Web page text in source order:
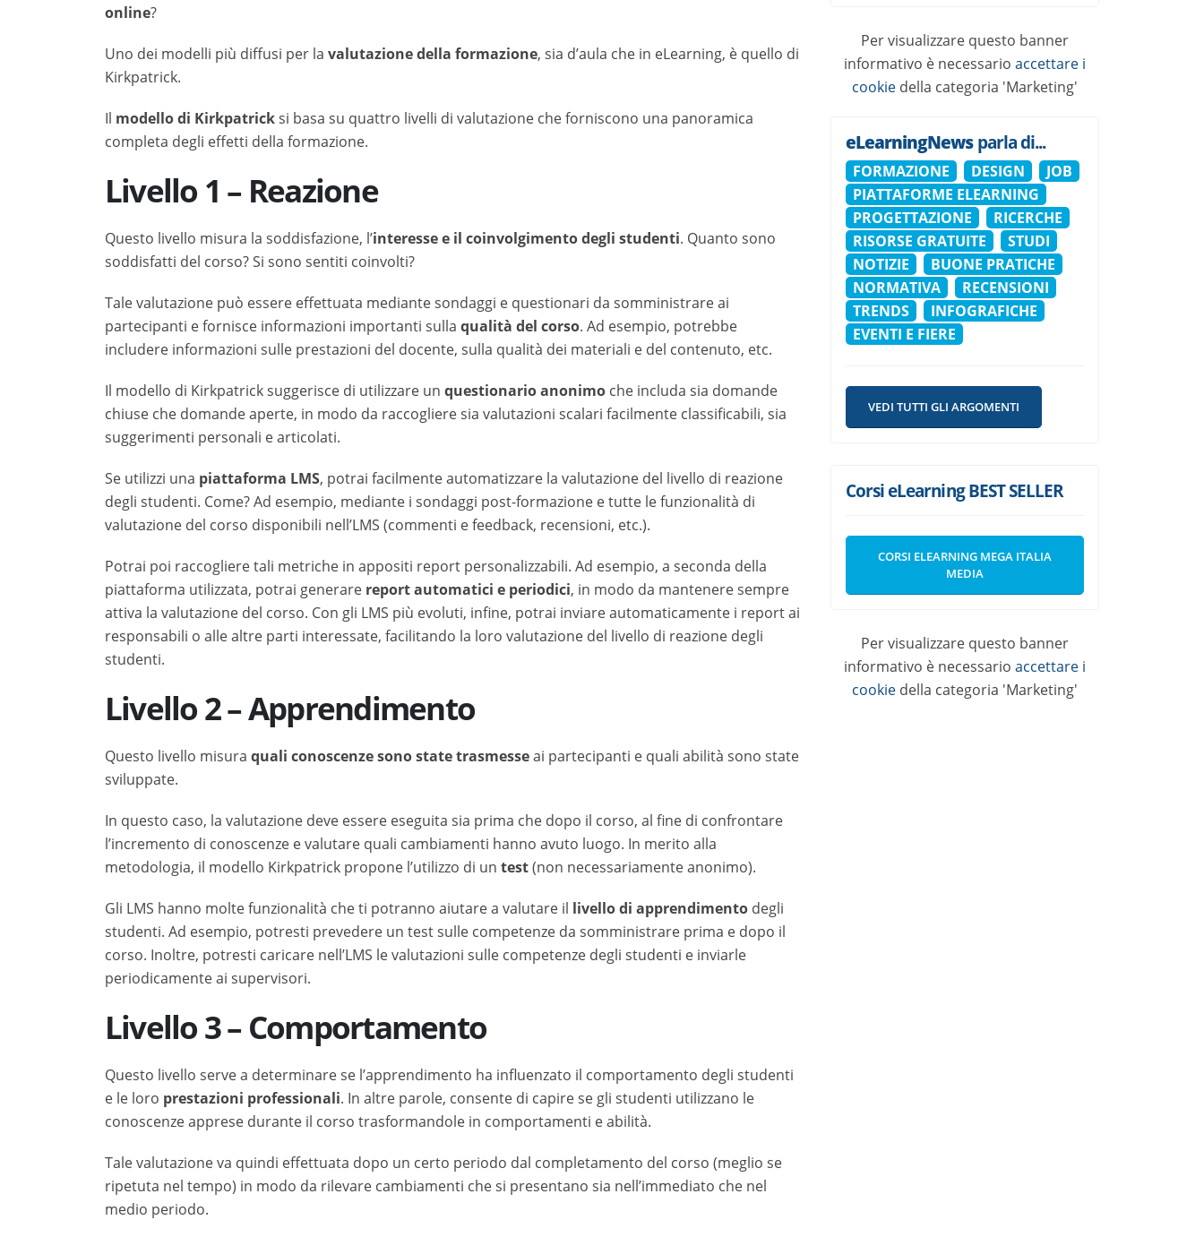
online?
Uno dei modelli più diffusi per la valutazione della formazione, sia d’aula che in eLearning, è quello di
Kirkpatrick.
Il modello di Kirkpatricksi basa su quattro livelli di valutazione che forniscono una panoramica
completa degli effetti della formazione.
Livello 1 – Reazione
Questo livello misura la soddisfazione, l’interesse e il coinvolgimento degli studenti. Quanto sono
soddisfatti del corso? Si sono sentiti coinvolti?
Tale valutazione può essere effettuata mediante sondaggi e questionari da somministrare ai
partecipanti e fornisce informazioni importanti sulla qualità del corso. Ad esempio, potrebbe
includere informazioni sulle prestazioni del docente, sulla qualità dei materiali e del contenuto, etc.
Il modello di Kirkpatrick suggerisce di utilizzare un questionario anonimo che includa sia domande
chiuse che domande aperte, in modo da raccogliere sia valutazioni scalari facilmente classificabili, sia
suggerimenti personali e articolati.
Se utilizzi una piattaforma LMS, potrai facilmente automatizzare la valutazione del livello di reazione
degli studenti. Come? Ad esempio, mediante i sondaggi post-formazione e tutte le funzionalità di
valutazione del corso disponibili nell’LMS (commenti e feedback, recensioni, etc.).
Potrai poi raccogliere tali metriche in appositi report personalizzabili. Ad esempio, a seconda della
piattaforma utilizzata, potrai generare report automatici e periodici, in modo da mantenere sempre
attiva la valutazione del corso. Con gli LMS più evoluti, infine, potrai inviare automaticamente i report ai
responsabili o alle altre parti interessate, facilitando la loro valutazione del livello di reazione degli
studenti.
Livello 2 – Apprendimento
Questo livello misura quali conoscenze sono state trasmesseai partecipanti e quali abilità sono state
sviluppate.
In questo caso, la valutazione deve essere eseguita sia prima che dopo il corso, al fine di confrontare
l’incremento di conoscenze e valutare quali cambiamenti hanno avuto luogo. In merito alla
metodologia, il modello Kirkpatrick propone l’utilizzo di un test(non necessariamente anonimo).
Gli LMS hanno molte funzionalità che ti potranno aiutare a valutare il livello di apprendimento degli
studenti. Ad esempio, potresti prevedere un test sulle competenze da somministrare prima e dopo il
corso. Inoltre, potresti caricare nell’LMS le valutazioni sulle competenze degli studenti e inviarle
periodicamente ai supervisori.
Livello 3 – Comportamento
Questo livello serve a determinare se l’apprendimento ha influenzato il comportamento degli studenti
e le loro prestazioni professionali. In altre parole, consente di capire se gli studenti utilizzano le
conoscenze apprese durante il corso trasformandole in comportamenti e abilità.
Tale valutazione va quindi effettuata dopo un certo periodo dal completamento del corso (meglio se
ripetuta nel tempo) in modo da rilevare cambiamenti che si presentano sia nell’immediato che nel
medio periodo. ­­
Per visualizzare questo banner
informativo è necessario accettare i
cookie della categoria 'Marketing'
eLearningNewsparla di...
FORMAZIONE DESIGN
JOB
PIATTAFORME ELEARNING
PROGETTAZIONE
RICERCHE
RISORSE GRATUITE
STUDI
NOTIZIE
BUONE PRATICHE
NORMATIVA
RECENSIONI
TRENDS
INFOGRAFICHE
EVENTI E FIERE
VEDI TUTTI GLI ARGOMENTI
Corsi eLearning BEST SELLER
CORSI ELEARNING MEGA ITALIA
MEDIA
Per visualizzare questo banner
informativo è necessario accettare i
cookie della categoria 'Marketing'